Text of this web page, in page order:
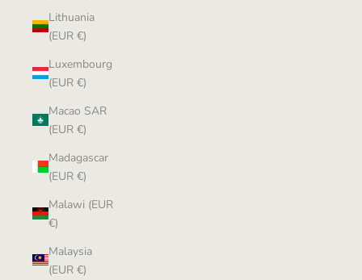
Lithuania
(EUR €)
Luxembourg
(EUR €)
Macao SAR
(EUR €)
Madagascar
(EUR €)
Malawi (EUR
€)
Malaysia
(EUR €)